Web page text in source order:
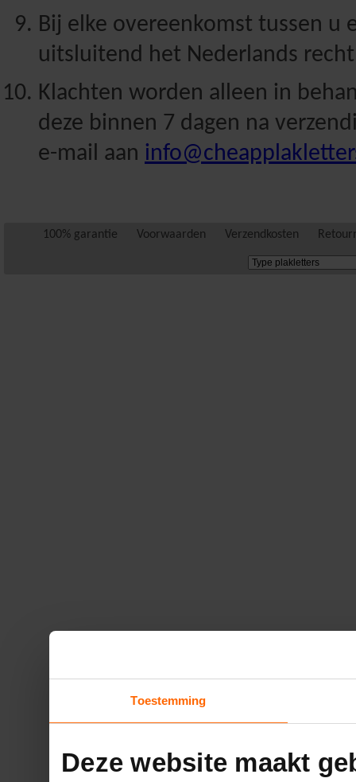
Toestemming
Deze website maakt
Bij elke overeenkomst tussen u
uitsluitend het Nederlands
Klachten worden alleen in
deze binnen 7 dagen na
e-mail aan
100% garantie Voorwaarden Verzendkosten